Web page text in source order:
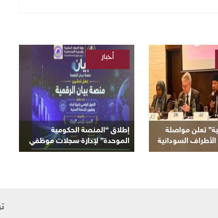
تعلن مواصلة
السودانية
إطلاق “المنصة الحكومية
الموحدة” لإدارة سجلات موظفي
الدولة
أخبار
السودانية